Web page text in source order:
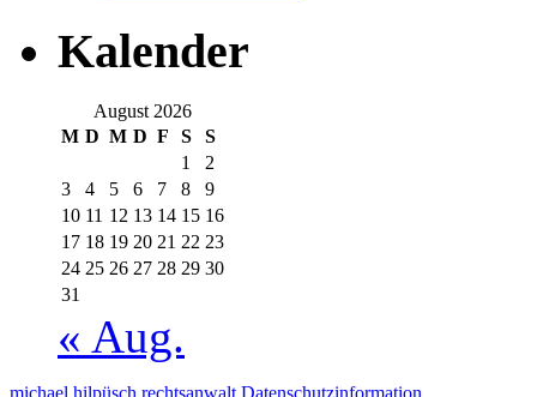
Kalender
August 2026
M D M D F S
S
1
2
3
4 5 6 7 8
9
10 11 12 13 14 15 16
17 18 19 20 21 22 23
24 25 26 27 28 29 30
31
« Aug.